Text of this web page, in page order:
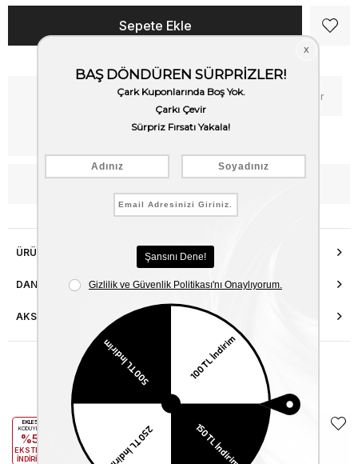
Fiyat Düşünce Haber Ver
ÜRÜN ÖZELLIKLERI
DANIŞMA HATTI
AKSESUAR ONARIMI
Benzer Ürünler
EKLE5
KODUYLA
%5
EKSTRA
İNDİRİM
KODUYLA
%5
EKSTRA